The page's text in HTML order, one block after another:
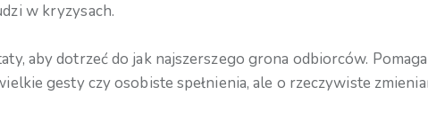
w kryzysach.
aby dotrzeć do jak najszerszego grona odbiorców.
gesty czy osobiste spełnienia, ale o rzeczywiste